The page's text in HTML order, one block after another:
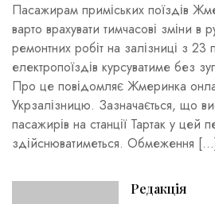
Пасажирам приміських поїздів
варто врахувати тимчасові зміни в
ремонтних робіт на залізниці з 23
електропоїздів курсуватиме без
Про це повідомляє Жмеринка
Укрзалізницю. Зазначається, що
пасажирів на станції Тартак у цей
здійснюватиметься. Обмеження
Редакція